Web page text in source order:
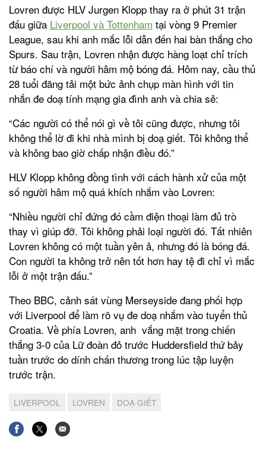
Lovren được HLV Jurgen Klopp thay ra ở phút 31 trận
đấu giữa Liverpool và Tottenham tại vòng 9 Premier
League, sau khi anh mắc lỗi dẫn đến hai bàn thắng cho
Spurs. Sau trận, Lovren nhận được hàng loạt chỉ trích
từ báo chí và người hâm mộ bóng đá. Hôm nay, cầu thủ
28 tuổi đăng tải một bức ảnh chụp màn hình với tin
nhắn đe doạ tính mạng gia đình anh và chia sẻ:
“Các người có thể nói gì về tôi cũng được, nhưng tôi
không thể lờ đi khi nhà mình bị doạ giết. Tôi không thể
và không bao giờ chấp nhận điều đó.”
HLV Klopp không đồng tình với cách hành xử của một
số người hâm mộ quá khích nhắm vào Lovren:
“Nhiều người chỉ đứng đó cầm điện thoại làm đủ trò
thay vì giúp đỡ. Tôi không phải loại người đó. Tất nhiên
Lovren không có một tuần yên ả, nhưng đó là bóng đá.
Con người ta không trở nên tốt hơn hay tệ đi chỉ vì mắc
lỗi ở một trận đấu.”
Theo BBC, cảnh sát vùng Merseyside đang phối hợp
với Liverpool để làm rõ vụ đe doạ nhắm vào tuyển thủ
Croatia. Về phía Lovren, anh vắng mặt trong chiến
thắng 3-0 của Lữ đoàn đỏ trước Huddersfield thứ bảy
tuần trước do dính chấn thương trong lúc tập luyện
trước trận.
LIVERPOOL LOVREN DOẠ GIẾT